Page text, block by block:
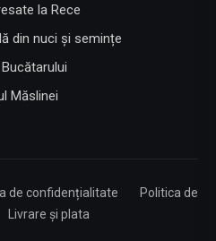
la Rece
din nuci și semințe
Măslinei
de confidențialitate
Politica de
Livrare și plata